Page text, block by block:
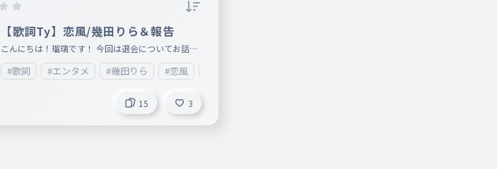
【歌詞Ty】恋風/幾田りら＆報告
こんにちは！瑠璃です！ 今回は退会についてお話し
ます。 みなさんがコメントできなくなるので退会は
しないつもりです。ただ新垢にするので（それは情
#歌詞 #エンタメ #幾田りら #恋風
15 3